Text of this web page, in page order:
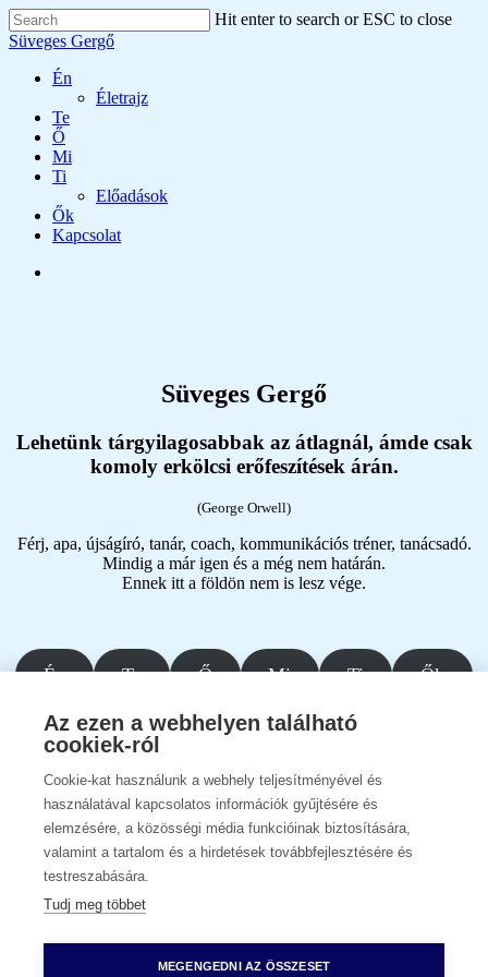
Skip
to
content
Hit enter to search or ESC to close
Close
Süveges Gergő
search
Menu
Én
Életrajz
Te
Ő
Mi
Ti
Előadások
Ők
Kapcsolat
Süveges Gergő
Lehetünk tárgyilagosabbak az átlagnál, ámde csak
komoly erkölcsi erőfeszítések árán.
(George Orwell)
Férj, apa, újságíró, tanár, coach, kommunikációs tréner, tanácsadó.
Mindig a már igen és a még nem határán.
Ennek itt a földön nem is lesz vége.
Én Te Ő Mi Ti Ők
Kezdőoldal
Adatvédelmi irányelvek
facebook
youtube
© 2026 Süveges Gergő.
Close
Menu
Én
Életrajz
Te
Az ezen a webhelyen található
cookiek-ról
Cookie-kat használunk a webhely teljesítményével és
használatával kapcsolatos információk gyűjtésére és
elemzésére, a közösségi média funkcióinak biztosítására,
valamint a tartalom és a hirdetések továbbfejlesztésére és
testreszabására.
Tudj meg többet
MEGENGEDNI AZ ÖSSZESET